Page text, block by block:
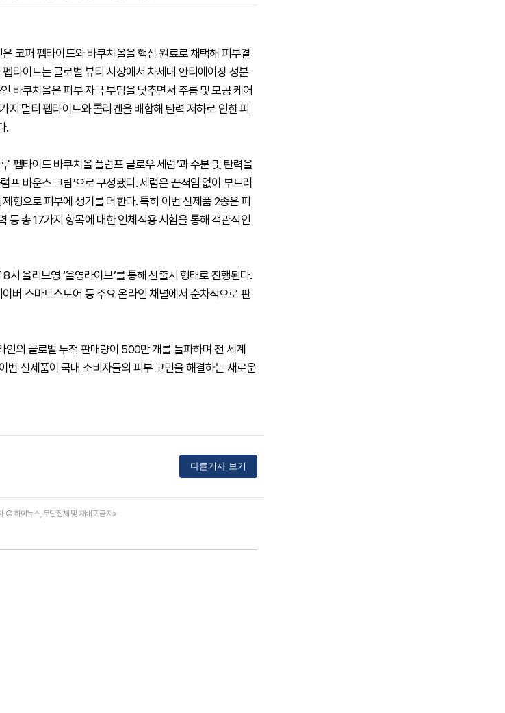
은 코퍼 펩타이드와 바쿠치올을 핵심 원료로 채택해 피부결
타이드는 글로벌 뷰티 시장에서 차세대 안티에이징 성분
바쿠치올은 피부 자극 부담을 낮추면서 주름 및 모공 케어
지 멀티 펩타이드와 콜라겐을 배합해 탄력 저하로 인한 피
.
펩타이드 바쿠치올 플럼프 글로우 세럼’과 수분 및 탄력을
프 바운스 크림’으로 구성됐다. 세럼은 끈적임 없이 부드러
형으로 피부에 생기를 더한다. 특히 이번 신제품 2종은 피
등 총 17가지 항목에 대한 인체적용 시험을 통해 객관적인
올리브영 ‘올영라이브’를 통해 선출시 형태로 진행된다.
버 스마트스토어 등 주요 온라인 채널에서 순차적으로 판
의 글로벌 누적 판매량이 500만 개를 돌파하며 전 세계
번 신제품이 국내 소비자들의 피부 고민을 해결하는 새로운
다른기사 보기
© 하이뉴스, 무단전재 및 재배포 금지>